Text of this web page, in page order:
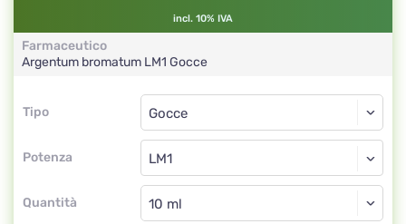
incl. 10% IVA
Farmaceutico
Argentum bromatum LM1 Gocce
Tipo
Tipo
Potenza
Gocce
LM1
Quantità
Gocce